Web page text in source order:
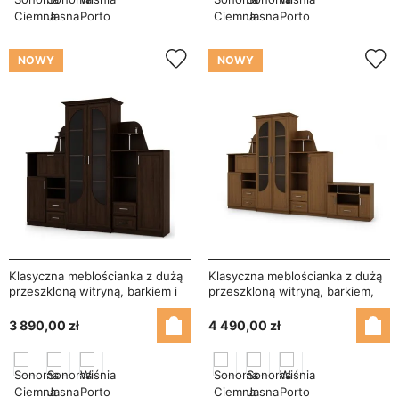
NOWY
Klasyczna meblościanka z dużą
przeszkloną witryną, barkiem i
Sonoma Ciemna – TEXAS
3 890,00 zł
NOWY
Klasyczna meblościanka z dużą
przeszkloną witryną, barkiem,
240×207 cm Wiśnia Porto –
TEXAS + RTV
4 490,00 zł